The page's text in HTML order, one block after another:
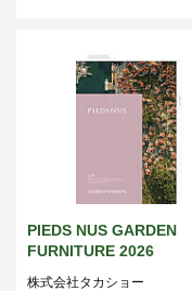
PIEDS NUS GARDEN
FURNITURE 2026
株式会社タカショー